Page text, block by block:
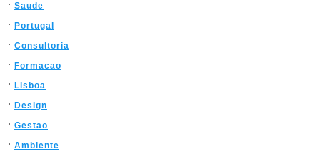
Saude
Portugal
Consultoria
Formacao
Lisboa
Design
Gestao
Ambiente